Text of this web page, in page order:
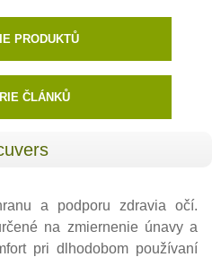
PRODUKTŮ
ČLÁNKŮ
a podporu zdravia očí.
na zmiernenie únavy a
pri dlhodobom používaní